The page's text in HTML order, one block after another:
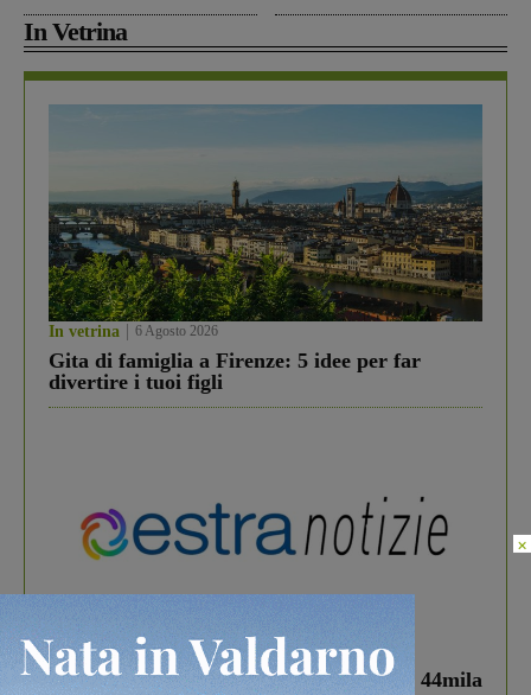
In Vetrina
In vetrina 6 Agosto 2026
Gita di famiglia a Firenze: 5 idee per far
divertire i tuoi figli
In vetrina 3 Agosto 2026
Estra Notizie agosto: Smart Cities, oltre 44mila
×